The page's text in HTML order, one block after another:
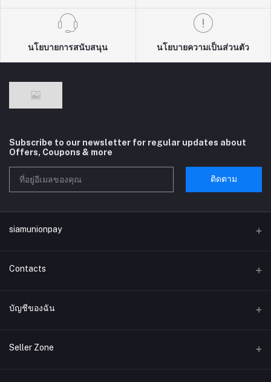
นโยบายการสนับสนุน นโยบายความเป็นส่วนตัว
Subscribe to our newsletter for regular updates about
Offers, Coupons & more
ติดตาม
siamunionpay
Contacts
ที่อยู่
โทรศัพท์
บัญชีของฉัน
เข้าสู่ระบบ
Seller Zone